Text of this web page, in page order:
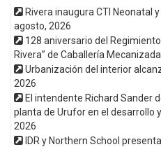
Rivera inaugura CTI Neonatal
agosto, 2026
128 aniversario del
Rivera” de Caballería Mecanizada
Urbanización del interior
2026
El intendente Richard Sander
planta de Urufor en el desarrollo
2026
IDR y Northern School